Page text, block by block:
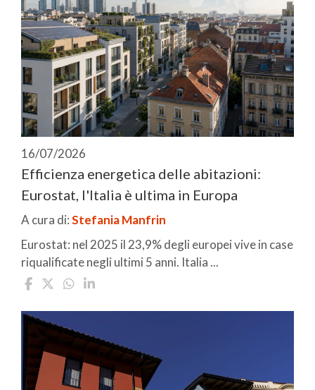
16/07/2026
Efficienza energetica delle abitazioni:
Eurostat, l'Italia è ultima in Europa
A cura di:Stefania Manfrin
Eurostat: nel 2025 il 23,9% degli europei vive in case
riqualificate negli ultimi 5 anni. Italia ...